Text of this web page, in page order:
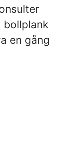
bollplank
en gång